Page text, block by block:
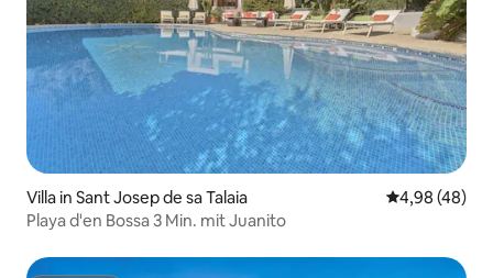
Villa in Sant Josep de sa Talaia
4,98 (48)
Playa d'en Bossa 3 Min. mit Juanito